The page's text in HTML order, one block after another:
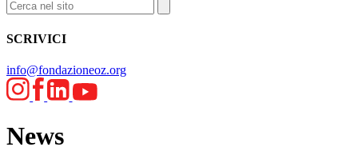
SCRIVICI
info@fondazioneoz.org
News